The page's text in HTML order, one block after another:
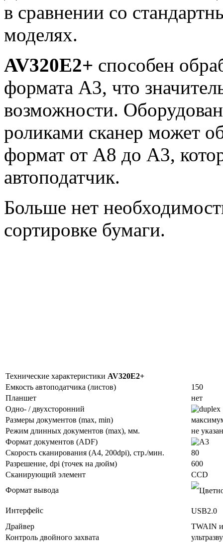
в сравнении со
моделях.
AV320E2+ способен
формата A3, что
возможности.
роликами сканер может
формат от A8 до A3,
автоподатчик.
Больше нет
сортировке бумаги.
Технические характеристики AV320E2+
Емкость автоподатчика (листов)
150
Планшет
нет
Одно- / двухсторонний
Размеры документов (max, min)
Режим длинных документов (max), мм.
не
Формат документов (ADF)
Скорость сканирования (А4, 200dpi), стр./мин.
80
Разрешение, dpi (точек на дюйм)
600
Сканирующий элемент
CCD
Формат вывода
Интерфейс
USB2.0
Драйвер
TWAIN
Контроль двойного захвата